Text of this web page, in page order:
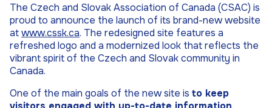
The Czech and Slovak Association of Canada (CSAC) is
proud to announce the launch of its brand-new website
atwww.cssk.ca. The redesigned site features a
refreshed logo and a modernized look that reflects the
vibrant spirit of the Czech and Slovak community in
Canada.
One of the main goals of the new site is to keep